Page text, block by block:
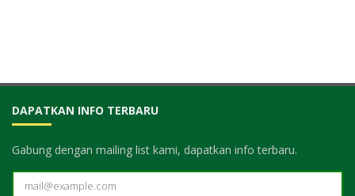
DAPATKAN INFO TERBARU
Gabung dengan mailing list kami, dapatkan info terbaru.